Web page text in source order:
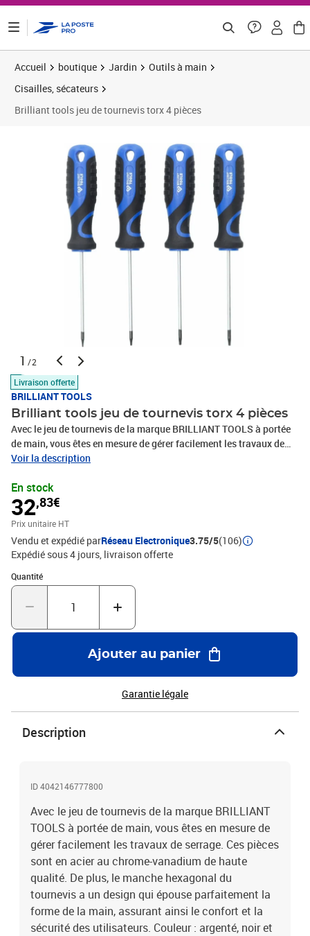
Accueil boutique Jardin
Outils à main
Cisailles, sécateurs
Brilliant tools jeu de tournevis torx 4 pièces
1 /2
Livraison offerte
BRILLIANT TOOLS
Brilliant tools jeu de tournevis torx 4 pièces
Avec le jeu de tournevis de la marque BRILLIANT TOOLS à portée
de main, vous êtes en mesure de gérer facilement les travaux de
serrage. Ces pièces sont en acier au chrome-vanadium de haute
épouse parfaitement la forme de la main, assurant ainsi le confort
et la sécurité des utilisateurs. Couleur : argenté, noir et bleu
Matériau : acier chromé au vanadium mat Jeu de tournevis TORX
de 4 pièces (T6, T7, T8, T9) Trou pour suspendre ou combiner avec
un levier supplémentaire Conception de manche hexagonal
Voir la description
En stock
32,83€
Prix unitaire HT
Vendu et expédié parRéseau Electronique3.75/5(106)
Expédié sous 4 jours livraison offerte
Quantité
Quantité : 1
Ajouter au panier
Garantie légale
Description
ID 4042146777800
Avec le jeu de tournevis de la marque BRILLIANT
TOOLS à portée de main, vous êtes en mesure de
gérer facilement les travaux de serrage. Ces pièces
sont en acier au chrome-vanadium de haute
qualité. De plus, le manche hexagonal du
tournevis a un design qui épouse parfaitement la
forme de la main, assurant ainsi le confort et la
sécurité des utilisateurs. Couleur : argenté, noir et